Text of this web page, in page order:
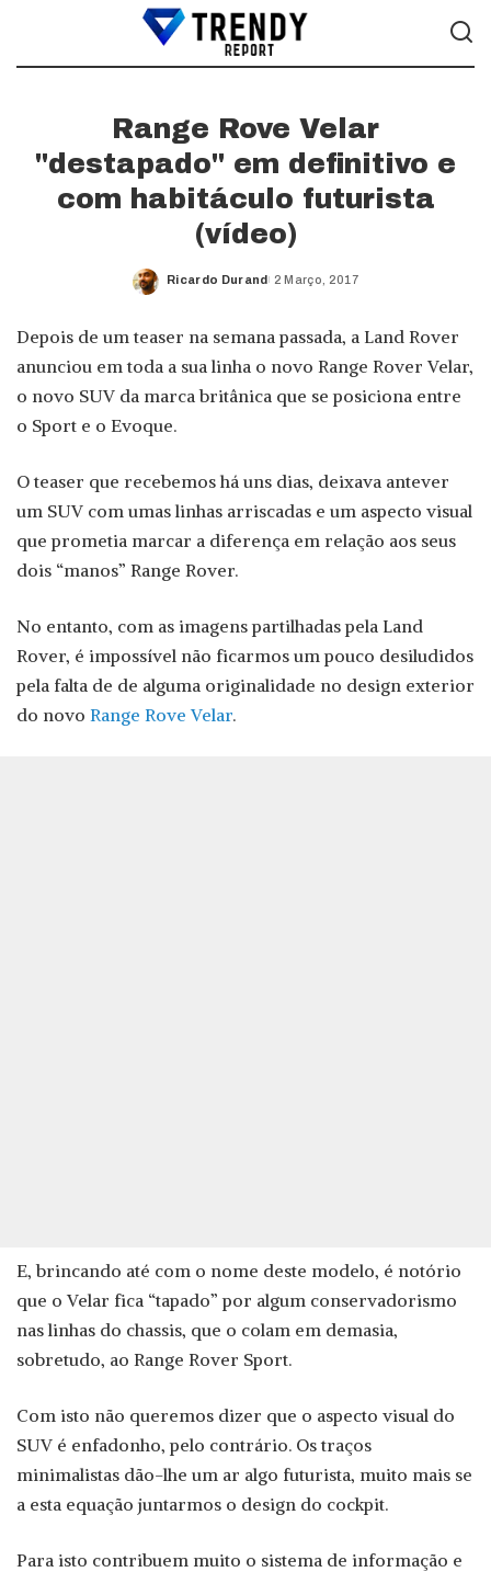
Range Rove Velar
"destapado" em definitivo e
com habitáculo futurista
(vídeo)
Posted
Ricardo Durand 2 Março, 2017
Depois de um teaser na semana passada, a Land Rover
anunciou em toda a sua linha o novo Range Rover Velar,
o novo SUV da marca britânica que se posiciona entre
o Sport e o Evoque.
O teaser que recebemos há uns dias, deixava antever
um SUV com umas linhas arriscadas e um aspecto visual
que prometia marcar a diferença em relação aos seus
dois “manos” Range Rover.
No entanto, com as imagens partilhadas pela Land
Rover, é impossível não ficarmos um pouco desiludidos
pela falta de de alguma originalidade no design exterior
do novo Range Rove Velar.
E, brincando até com o nome deste modelo, é notório
que o Velar fica “tapado” por algum conservadorismo
nas linhas do chassis, que o colam em demasia,
sobretudo, ao Range Rover Sport.
Com isto não queremos dizer que o aspecto visual do
SUV é enfadonho, pelo contrário. Os traços
minimalistas dão-lhe um ar algo futurista, muito mais se
a esta equação juntarmos o design do cockpit.
Para isto contribuem muito o sistema de informação e